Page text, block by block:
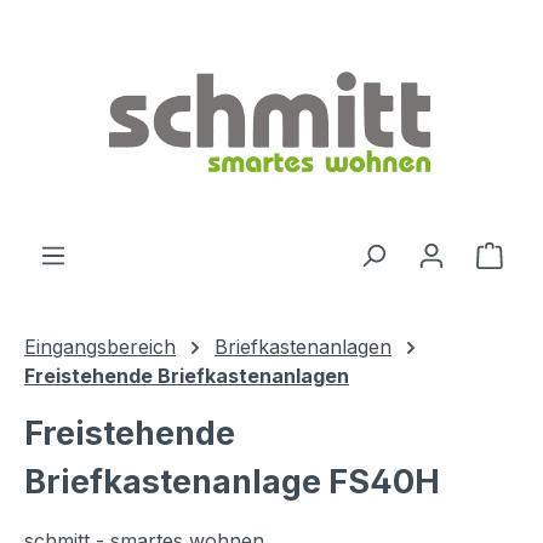
Eingangsbereich
Briefkastenanlagen
Freistehende Briefkastenanlagen
Freistehende
Briefkastenanlage FS40H